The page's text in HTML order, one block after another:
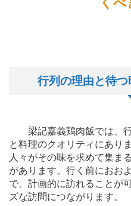
行列の理由と待
梁記嘉義鶏肉飯では、行
と料理のクオリティにあり
人々がその味を求めて集ま
があります。行く前におお
で、計画的に訪れることが
ズな訪問につながります。